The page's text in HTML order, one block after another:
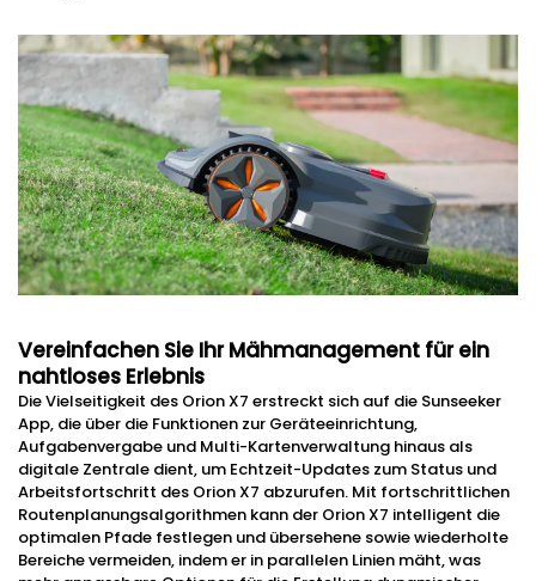
Vereinfachen Sie Ihr Mähmanagement für ein
nahtloses Erlebnis
Die Vielseitigkeit des Orion X7 erstreckt sich auf die Sunseeker
App, die über die Funktionen zur Geräteeinrichtung,
Aufgabenvergabe und Multi-Kartenverwaltung hinaus als
digitale Zentrale dient, um Echtzeit-Updates zum Status und
Arbeitsfortschritt des Orion X7 abzurufen. Mit fortschrittlichen
Routenplanungsalgorithmen kann der Orion X7 intelligent die
optimalen Pfade festlegen und übersehene sowie wiederholte
Bereiche vermeiden, indem er in parallelen Linien mäht, was